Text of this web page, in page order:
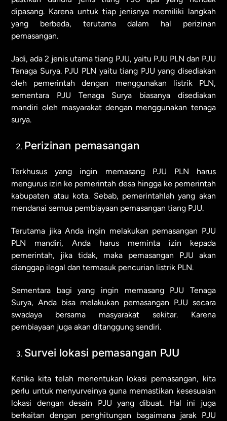
dipasang. Karena untuk tiap jenisnya memiliki langkah
yang berbeda, terutama dalam hal perizinan
pemasangan.
Jadi, ada 2 jenis utama tiang PJU, yaitu PJU PLN dan PJU
Tenaga Surya. PJU PLN yaitu tiang PJU yang disediakan
oleh pemerintah dengan menggunakan listrik PLN,
sementara PJU Tenaga Surya biasanya disediakan
mandiri oleh masyarakat dengan menggunakan tenaga
surya.
Perizinan pemasangan
Terkhusus yang ingin memasang PJU PLN harus
mengurus izin ke pemerintah desa hingga ke pemerintah
kabupaten atau kota. Sebab, pemerintahlah yang akan
mendanai semua pembiayaan pemasangan tiang PJU.
Terutama jika Anda ingin melakukan pemasangan PJU
PLN mandiri, Anda harus meminta izin kepada
pemerintah, jika tidak, maka pemasangan PJU akan
dianggap ilegal dan termasuk pencurian listrik PLN.
Sementara bagi yang ingin memasang PJU Tenaga
Surya, Anda bisa melakukan pemasangan PJU secara
swadaya bersama masyarakat sekitar. Karena
pembiayaan juga akan ditanggung sendiri.
Survei lokasi pemasangan PJU
Ketika kita telah menentukan lokasi pemasangan, kita
perlu untuk menyurveinya guna memastikan kesesuaian
lokasi dengan desain PJU yang dibuat. Hal ini juga
berkaitan dengan penghitungan bagaimana jarak PJU